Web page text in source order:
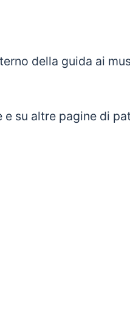
della guida ai
su altre pagine di